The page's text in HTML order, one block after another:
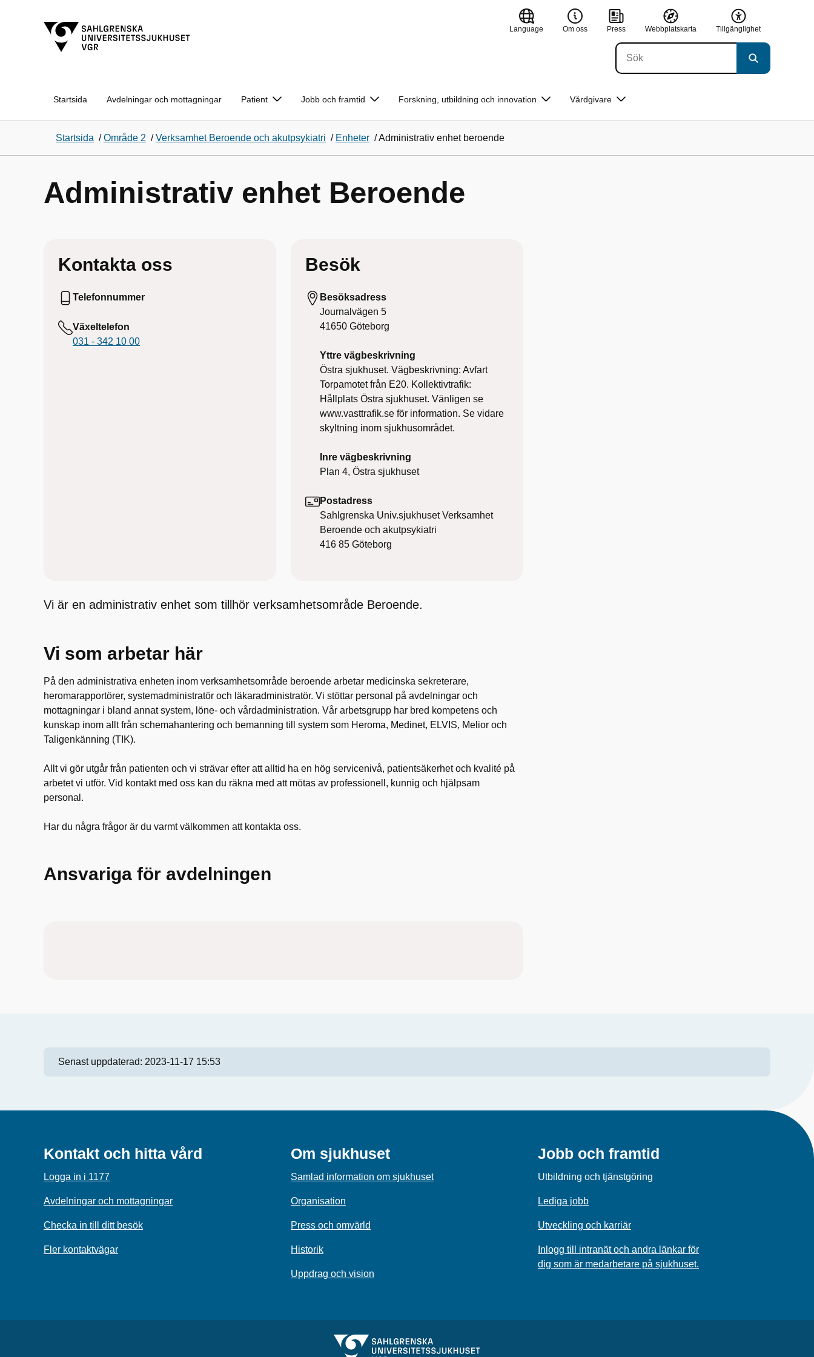
Language Om oss Press Webbplatskarta Tillgänglighet
Startsida Avdelningar och mottagningar Patient Jobb och framtid Forskning, utbildning och innovation Vårdgivare
Startsida /Område 2 /Verksamhet Beroende och akutpsykiatri / Enheter /Administrativ enhet beroende
Administrativ enhet Beroende
Kontakta oss
Telefonnummer
Växeltelefon
031 - 342 10 00
Besök
Besöksadress
Journalvägen 5
41650 Göteborg
Yttre vägbeskrivning
Östra sjukhuset. Vägbeskrivning: Avfart
Torpamotet från E20. Kollektivtrafik:
Hållplats Östra sjukhuset. Vänligen se
www.vasttrafik.se för information. Se vidare
skyltning inom sjukhusområdet.
Inre vägbeskrivning
Plan 4, Östra sjukhuset
Postadress
Sahlgrenska Univ.sjukhuset Verksamhet
Beroende och akutpsykiatri
416 85 Göteborg
Vi är en administrativ enhet som tillhör verksamhetsområde Beroende.
Vi som arbetar här
På den administrativa enheten inom verksamhetsområde beroende arbetar medicinska sekreterare,
heromarapportörer, systemadministratör och läkaradministratör. Vi stöttar personal på avdelningar och
mottagningar i bland annat system, löne- och vårdadministration. Vår arbetsgrupp har bred kompetens och
kunskap inom allt från schemahantering och bemanning till system som Heroma, Medinet, ELVIS, Melior och
Taligenkänning (TIK).
Allt vi gör utgår från patienten och vi strävar efter att alltid ha en hög servicenivå, patientsäkerhet och kvalité på
arbetet vi utför. Vid kontakt med oss kan du räkna med att mötas av professionell, kunnig och hjälpsam
personal.
Har du några frågor är du varmt välkommen att kontakta oss.
Ansvariga för avdelningen
Senast uppdaterad: 2023-11-17 15:53
Kontakt och hitta vård
Logga in i 1177
Avdelningar och mottagningar
Checka in till ditt besök
Fler kontaktvägar
Om sjukhuset
Samlad information om sjukhuset
Organisation
Press och omvärld
Historik
Uppdrag och vision
Jobb och framtid
Utbildning och tjänstgöring
Lediga jobb
Utveckling och karriär
Inlogg till intranät och andra länkar för
dig som är medarbetare på sjukhuset.